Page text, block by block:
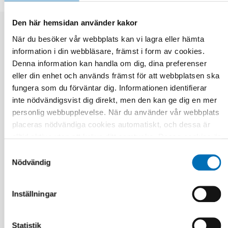
Den här hemsidan använder kakor
När du besöker vår webbplats kan vi lagra eller hämta
information i din webbläsare, främst i form av cookies.
Denna information kan handla om dig, dina preferenser
eller din enhet och används främst för att webbplatsen ska
fungera som du förväntar dig. Informationen identifierar
inte nödvändigsvist dig direkt, men den kan ge dig en mer
personlig webbupplevelse. När du använder vår webbplats
placeras nödvändiga cookies automatiskt, och dessa är
dess funktioner. Vi respekterar din integritet, och du kan
marknadsföring och oklassificerade) du vill acceptera.
Klicka på de olika kategorirubrikerna för att ta reda på mer
blockering av cookies kan påverka din upplevelse av
Nödvändig
Inställningar
Statistik
Relaterade nyheter